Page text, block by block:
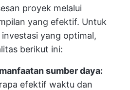
proyek melalui
yang efektif. Untuk
yang optimal,
berikut ini:
sumber daya:
efektif waktu dan